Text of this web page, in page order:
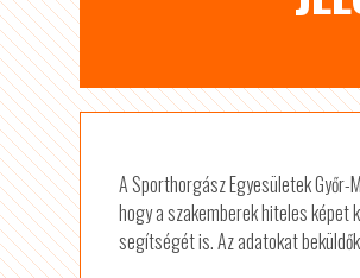
A Sporthorgász Egyesületek
hogy a szakemberek hiteles képet
segítségét is. Az adatokat